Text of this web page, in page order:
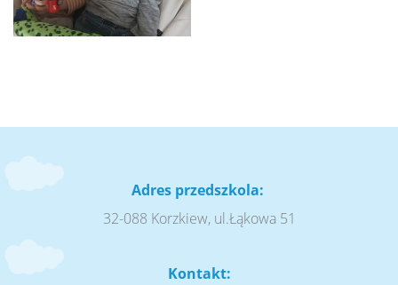
Adres przedszkola:
32-088 Korzkiew, ul.Łąkowa 51
Kontakt: